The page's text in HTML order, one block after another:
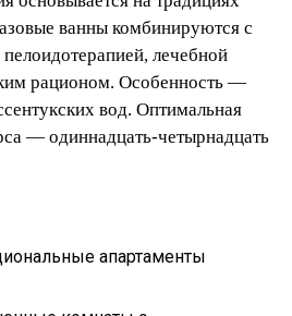
ванны комбинируются с
лечебной
рационом. Особенность —
вод. Оптимальная
— одиннадцать-четырнадцать
апартаменты